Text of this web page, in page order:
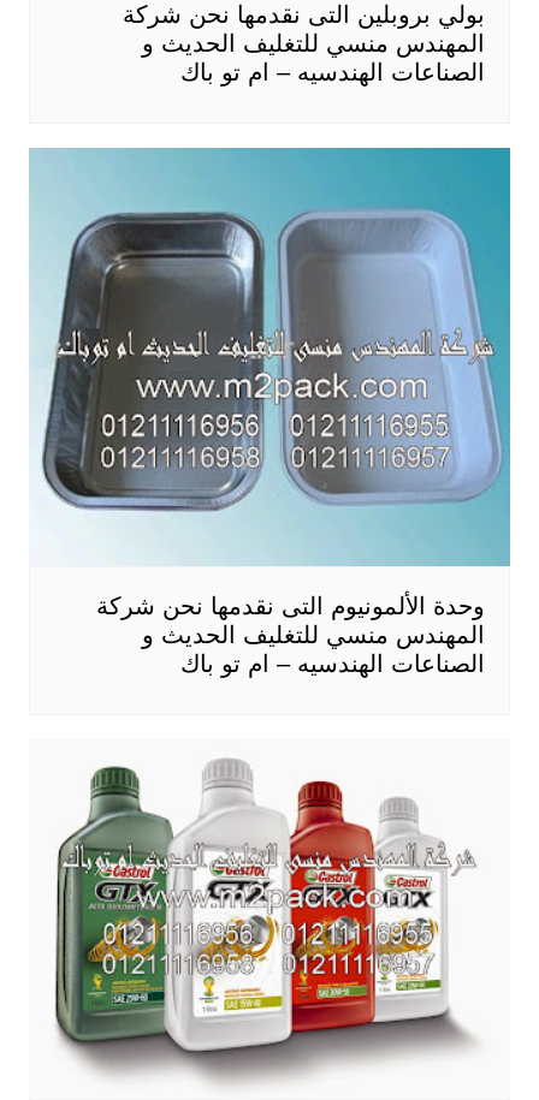
بولي بروبلين التى نقدمها نحن شركة
المهندس منسي للتغليف الحديث و
الصناعات الهندسيه – ام تو باك
وحدة الألمونيوم التى نقدمها نحن شركة
المهندس منسي للتغليف الحديث و
الصناعات الهندسيه – ام تو باك